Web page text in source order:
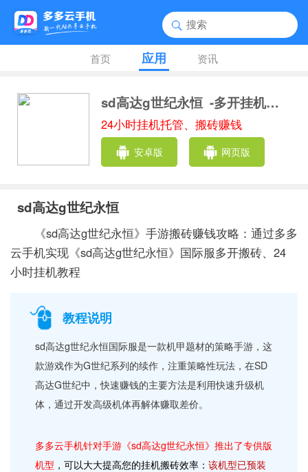
首页 应用 资讯
sd高达g世纪永恒 -多开挂机助手
24小时挂机托管、搬砖赚钱
安卓版 网页版
sd高达g世纪永恒
《sd高达g世纪永恒》手游搬砖赚钱攻略：通过多多
云手机实现《sd高达g世纪永恒》国际服多开搬砖、24
小时挂机教程
教程说明
sd高达g世纪永恒国际服是一款机甲题材的策略手游，这
款游戏作为G世纪系列的续作，注重策略性玩法，在SD
高达G世纪中，快速赚钱的主要方法是利用快速升级机
体，通过开发高级机体再解体赚取差价。
多多云手机针对手游《sd高达g世纪永恒》推出了专供版
机型 ，可以大大提高您的挂机搬砖效率：该机型已预装